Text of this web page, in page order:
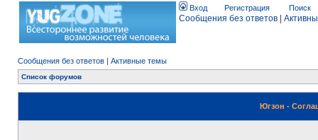
Вход Регистрация Поиск
Сообщения без ответов
Сообщения без ответов | Активные темы
Список форумов
Югзон -